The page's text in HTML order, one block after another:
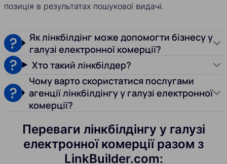
позиція в результатах пошукової видачі.
Як лінкбілдінг може допомогти бізнесу у
галузі електронної комерції?
Хто такий лінкбілдер?
Чому варто скористатися послугами
агенції лінкбілдінгу у галузі електронної
комерції?
Переваги лінкбілдінгу у галузі
електронної комерції разом з
LinkBuilder.com: